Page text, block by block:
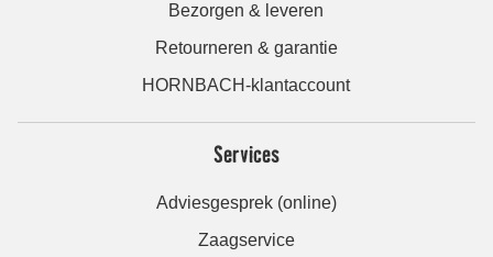
Bezorgen & leveren
Retourneren & garantie
HORNBACH-klantaccount
Services
Adviesgesprek (online)
Zaagservice